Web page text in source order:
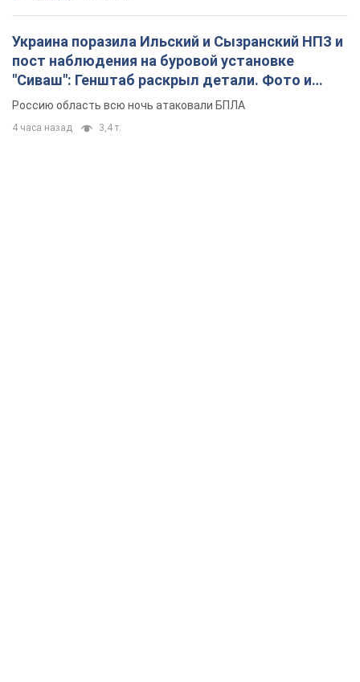
Украина поразила Ильский и Сызранский НПЗ и
пост наблюдения на буровой установке
"Сиваш": Генштаб раскрыл детали. Фото и
видео
Россию область всю ночь атаковали БПЛА
4 часа назад 3,4 т.